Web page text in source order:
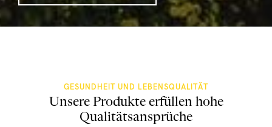
GESUNDHEIT UND LEBENSQUALITÄT
Unsere Produkte erfüllen hohe
Qualitätsansprüche